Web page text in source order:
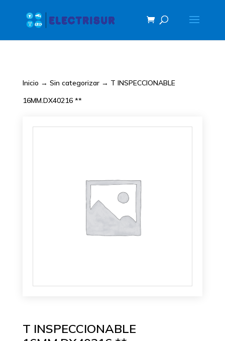
Inicio → Sin categorizar→ T INSPECCIONABLE
16MM.DX40216 **
T INSPECCIONABLE